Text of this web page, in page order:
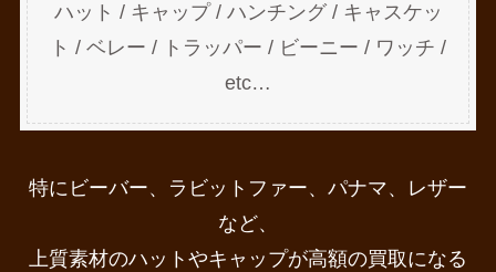
ハット / キャップ / ハンチング / キャスケッ
ト / ベレー / トラッパー / ビーニー / ワッチ /
etc…
特にビーバー、ラビットファー、パナマ、レザー
など、
上質素材のハットやキャップが高額の買取になる